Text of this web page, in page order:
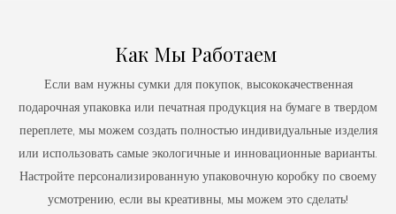
Как Мы Работаем
Если вам нужны сумки для покупок, высококачественная
подарочная упаковка или печатная продукция на бумаге в твердом
переплете, мы можем создать полностью индивидуальные изделия
или использовать самые экологичные и инновационные варианты.
Настройте персонализированную упаковочную коробку по своему
усмотрению, если вы креативны, мы можем это сделать!